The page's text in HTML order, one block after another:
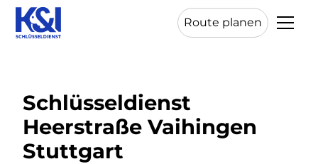
Route planen
Schlüsseldienst
Heerstraße Vaihingen
Stuttgart